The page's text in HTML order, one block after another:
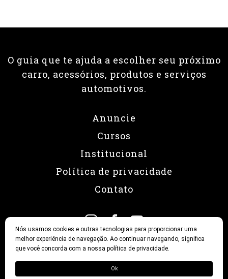
O guia que te ajuda a escolher seu próximo
carro, acessórios, produtos e serviços
automotivos.
Anuncie
Cursos
Institucional
Política de privacidade
Contato
Nós usamos cookies e outras tecnologias para proporcionar uma
melhor experiência de navegação. Ao continuar navegando, significa
que você concorda com a nossa política de privacidade.
Ok